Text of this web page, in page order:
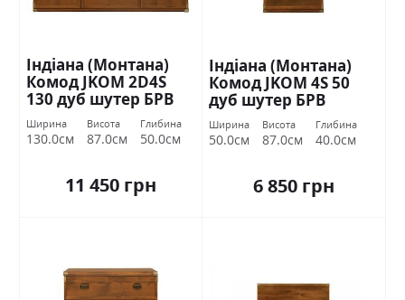
Індіана (Монтана)
Комод JKOM 2D4S
130 дуб шутер БРВ
Україна
Ширина
130.0см
Висота
87.0см
Глибина
50.0см
11 450 грн
Індіана (Монтана)
Комод JKOM 4S 50
дуб шутер БРВ
Україна
Ширина
50.0см
Висота
87.0см
Глибина
40.0см
6 850 грн